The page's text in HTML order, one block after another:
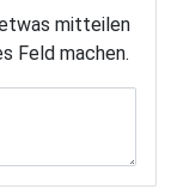
mitteilen
Feld machen.